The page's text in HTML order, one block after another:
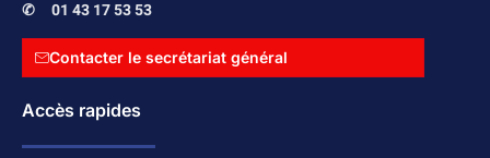
✆ 01 43 17 53 53
Contacter le secrétariat général
Accès rapides